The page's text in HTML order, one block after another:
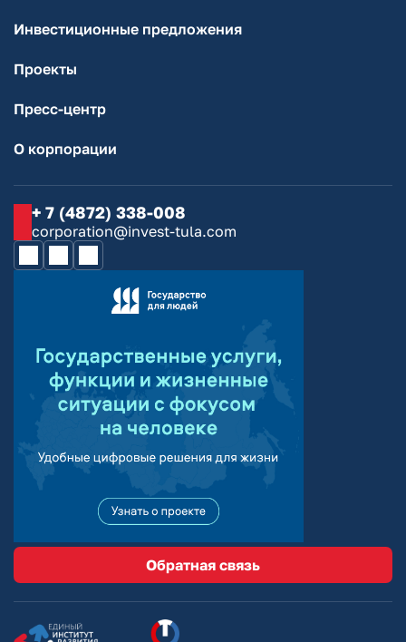
Инвестиционные предложения
Проекты
Пресс-центр
О корпорации
+ 7 (4872) 338-008
corporation@invest-tula.com
Обратная связь